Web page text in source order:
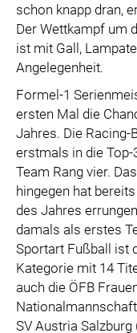
schon knapp dran,
Der Wettkampf um
ist mit Gall,
Angelegenheit.
Formel-1
ersten Mal die
Jahres. Die Racing-
erstmals in die Top-
Team Rang vier.
hingegen hat
des Jahres
damals als erstes
Sportart Fußball ist
Kategorie mit 14
auch die ÖFB
Nationalmannschaft
SV Austria